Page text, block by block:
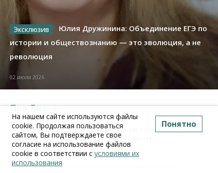
Юлия Дружинина: Объединение ЕГЭ по
истории и обществознанию — это эволюция, а не
революция
02 июля 2026
Про Бизнес
Бизнес Право&Порядок ПроБизнес
Злоумышленники опять атакуют новосибирские
компании через электронную почту
06 августа 2026, 11:00
На нашем сайте используются файлы
cookie. Продолжая пользоваться
сайтом, Вы подтверждаете свое
согласие на использование файлов
cookie в соответствии с условиями их
использования
Понятно